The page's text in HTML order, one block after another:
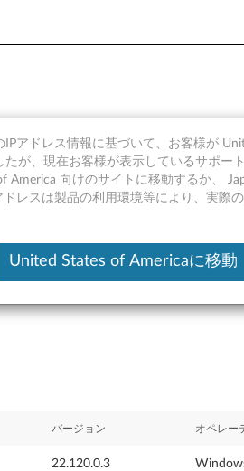
(Windows
バージョン オペレー
22.120.0.3
IPアドレス情報に基づいて、お客様が
たが、現在お客様が表示しているサポー
America 向けのサイトに移動するか、
レスは製品の利用環境等により、実際
United States of Americaに移動